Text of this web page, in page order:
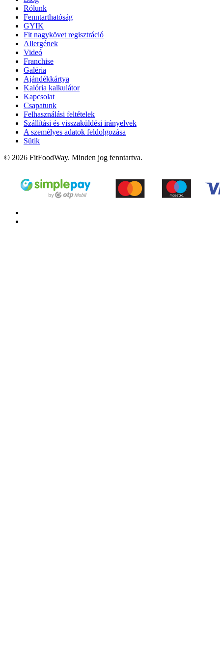
Rólunk
Fenntarthatóság
GYIK
Fit nagykövet regisztráció
Allergének
Videó
Franchise
Galéria
Ajándékkártya
Kalória kalkulátor
Kapcsolat
Csapatunk
Felhasználási feltételek
Szállítási és visszaküldési irányelvek
A személyes adatok feldolgozása
Sütik
© 2026 FitFoodWay. Minden jog fenntartva.